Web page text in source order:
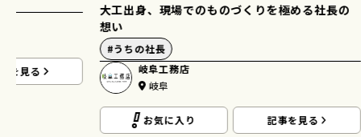
を見る
大工出身、現場でのものづくりを極める社長の
想い
#うちの社長
岐阜工務店
岐阜
お気に入り 記事を見る